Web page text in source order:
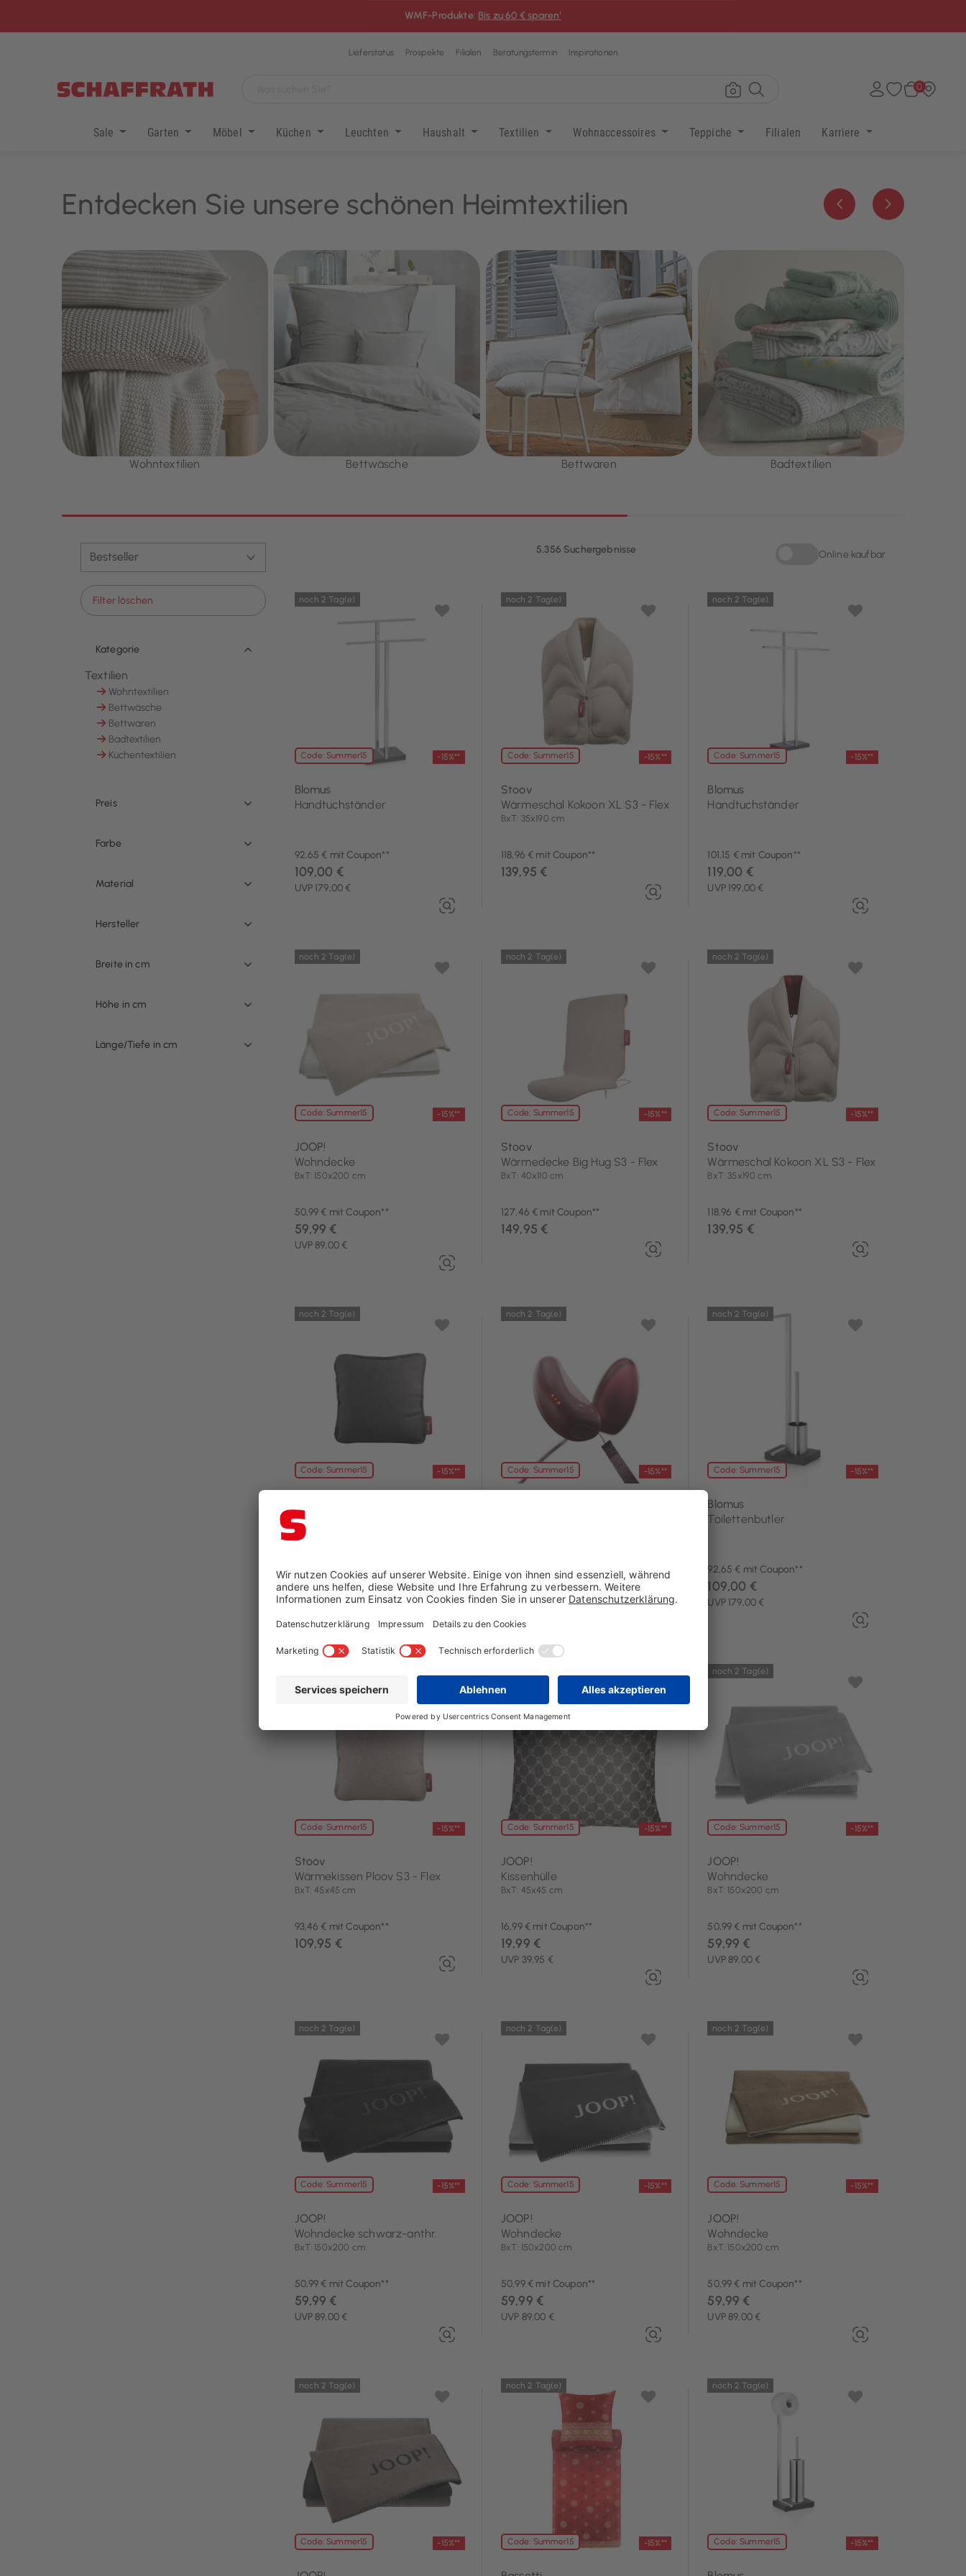
WMF-Produkte: Bis zu 60 € sparen¹
Lieferstatus Prospekte Filialen Beratungstermin Inspirationen
0
Sale Garten Möbel Küchen Leuchten Haushalt Textilien Wohnaccessoires Teppiche Filialen Karriere
Entdecken Sie unsere schönen Heimtextilien Zurück Weiter
Wohntextilien Bettwäsche Bettwaren Badtextilien
5.356 Suchergebnisse Online kaufbar
Sortieren nach Online kaufbar: Online
Filter löschen
Kategorie
Textilien
Ausgewählt Derzeit verfeinert von Kategorie: Textilien
Wohntextilien
Sortieren nach Kategorie: Wohntextilien
Bettwäsche
Sortieren nach Kategorie: Bettwäsche
Bettwaren
Sortieren nach Kategorie: Bettwaren
Badtextilien
Sortieren nach Kategorie: Badtextilien
Küchentextilien
Sortieren nach Kategorie: Küchentextilien
Preis
Farbe
Material
Hersteller
Breite in cm
Höhe in cm
Länge/Tiefe in cm
Code: Summer15 -15%**
noch 2 Tag(e)
Blomus
Handtuchständer
92,65 € mit Coupon**
UVP 179,00 €
109,00 €
Code: Summer15 -15%**
noch 2 Tag(e)
Stoov
Wärmeschal Kokoon XL S3 - Flex
BxT: 35x190 cm
118,96 € mit Coupon**
139,95 €
Code: Summer15 -15%**
noch 2 Tag(e)
Blomus
Handtuchständer
101,15 € mit Coupon**
UVP 199,00 €
119,00 €
Code: Summer15 -15%**
noch 2 Tag(e)
JOOP!
Wohndecke
BxT: 150x200 cm
50,99 € mit Coupon**
UVP 89,00 €
59,99 €
Code: Summer15 -15%**
noch 2 Tag(e)
Stoov
Wärmedecke Big Hug S3 - Flex
BxT: 40x110 cm
127,46 € mit Coupon**
149,95 €
Code: Summer15 -15%**
noch 2 Tag(e)
Stoov
Wärmeschal Kokoon XL S3 - Flex
BxT: 35x190 cm
118,96 € mit Coupon**
139,95 €
Code: Summer15 -15%**
noch 2 Tag(e)
Wärmekissen Ploov S3 - Flex
BxT: 45x45 cm
84,96 € mit Coupon**
99,95 €
Code: Summer15 -15%**
noch 2 Tag(e)
50,96 € mit Coupon**
59,95 €
Code: Summer15 -15%**
noch 2 Tag(e)
Blomus
Toilettenbutler
92,65 € mit Coupon**
UVP 179,00 €
109,00 €
Code: Summer15 -15%**
Stoov
Wärmekissen Ploov S3 - Flex
BxT: 45x45 cm
93,46 € mit Coupon**
109,95 €
Code: Summer15 -15%**
JOOP!
Kissenhülle
BxT: 45x45 cm
16,99 € mit Coupon**
UVP 39,95 €
19,99 €
Code: Summer15 -15%**
noch 2 Tag(e)
JOOP!
Wohndecke
BxT: 150x200 cm
50,99 € mit Coupon**
UVP 89,00 €
59,99 €
Code: Summer15 -15%**
noch 2 Tag(e)
JOOP!
Wohndecke schwarz-anthr.
BxT: 150x200 cm
50,99 € mit Coupon**
UVP 89,00 €
59,99 €
Code: Summer15 -15%**
noch 2 Tag(e)
JOOP!
Wohndecke
BxT: 150x200 cm
50,99 € mit Coupon**
UVP 89,00 €
59,99 €
Code: Summer15 -15%**
noch 2 Tag(e)
JOOP!
Wohndecke
BxT: 150x200 cm
50,99 € mit Coupon**
UVP 89,00 €
59,99 €
Code: Summer15 -15%**
noch 2 Tag(e)
Code: Summer15 -15%**
noch 2 Tag(e)
Code: Summer15 -15%**
noch 2 Tag(e)